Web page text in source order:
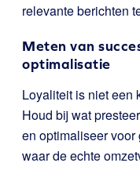
relevante berichten
Meten van
optimalisatie
Loyaliteit is niet een
Houd bij wat
en optimaliseer
waar de echte